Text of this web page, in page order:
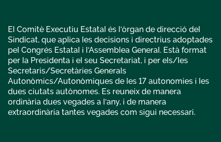
Estructura organizativa
Transparencia
Ambits de negociacio
Seccions sindicals
Que oferim
Serveis
Avantatges
Actualitat
Noticies
CA ES
Contacta'ns
El Comitè Executiu Estatal és l'òrgan de direcció del
Sindicat, que aplica les decisions i directrius adoptades
pel Congrés Estatal i l'Assemblea General. Està format
per la Presidenta i el seu Secretariat, i per els/les
Secretaris/Secretàries Generals
Autonòmics/Autonòmiques de les 17 autonomies i les
dues ciutats autònomes. Es reuneix de manera
ordinària dues vegades a l'any, i de manera
extraordinària tantes vegades com sigui necessari.